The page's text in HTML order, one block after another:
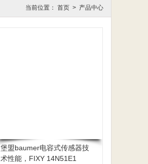
当前位置： 首页 > 产品中心
堡盟baumer电容式传感器技
术性能，FIXY 14N51E1